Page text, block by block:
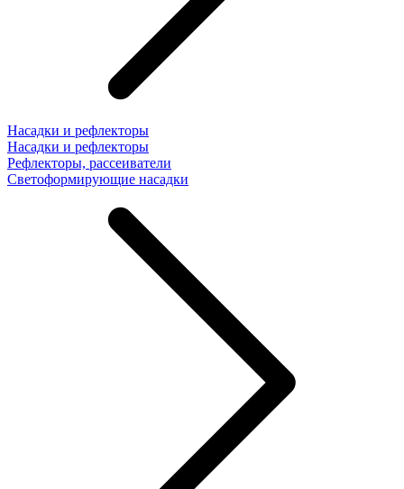
Насадки и рефлекторы
Насадки и рефлекторы
Рефлекторы, рассеиватели
Светоформирующие насадки